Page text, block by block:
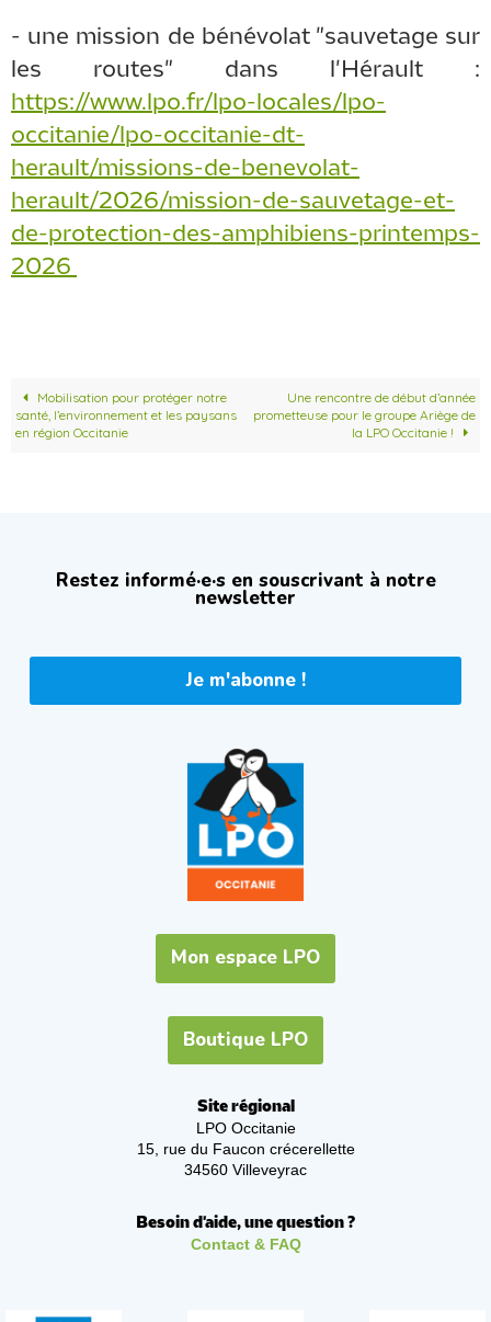
- une mission de bénévolat "sauvetage sur
les routes" dans l'Hérault :
https://www.lpo.fr/lpo-locales/lpo-
occitanie/lpo-occitanie-dt-
herault/missions-de-benevolat-
herault/2026/mission-de-sauvetage-et-
de-protection-des-amphibiens-printemps-
2026
Mobilisation pour protéger notre
santé, l’environnement et les paysans
en région Occitanie
Une rencontre de début d’année
prometteuse pour le groupe Ariège de
la LPO Occitanie !
Restez informé·e·s en souscrivant à notre
newsletter
Je m'abonne !
Mon espace LPO
Boutique LPO
Site régional
LPO Occitanie
15, rue du Faucon crécerellette
34560 Villeveyrac
Besoin d'aide, une question ?
Contact & FAQ